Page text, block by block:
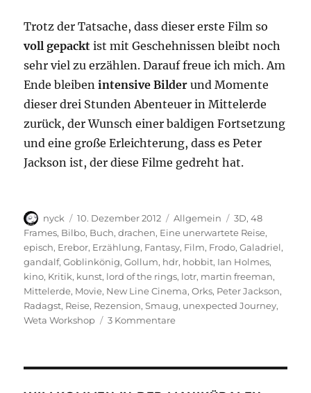
Trotz der Tatsache, dass dieser erste Film so
voll gepackt ist mit Geschehnissen bleibt noch
sehr viel zu erzählen. Darauf freue ich mich. Am
Ende bleibenintensive Bilder und Momente
dieser drei Stunden Abenteuer in Mittelerde
zurück, der Wunsch einer baldigen Fortsetzung
und eine große Erleichterung, dass es Peter
Jackson ist, der diese Filme gedreht hat.
Autor
nyck
Veröffentlicht
am
10. Dezember 2012 Kategorien
Allgemein Schlagwörter
3D,48
Frames, Bilbo, Buch,drachen, Eine unerwartete Reise,
episch, Erebor, Erzählung, Fantasy, Film, Frodo,Galadriel,
gandalf,Goblinkönig,Gollum, hdr, hobbit, Ian Holmes,
kino, Kritik, kunst, lord of the rings, lotr, martin freeman,
Mittelerde, Movie, New Line Cinema,Orks, Peter Jackson,
Radagst, Reise, Rezension,Smaug, unexpected Journey,
Weta Workshop
3 Kommentarezu